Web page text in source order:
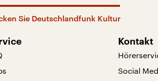
Sie Deutschlandfunk Kultur
Kontakt
Social